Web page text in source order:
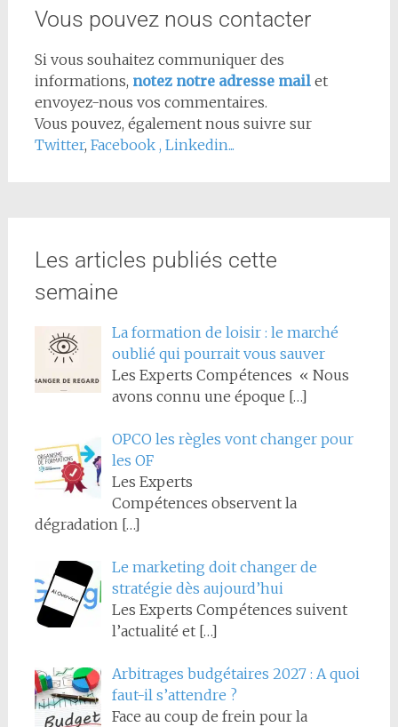
Vous pouvez nous contacter
Si vous souhaitez communiquer des
informations, notez notre adresse mail et
envoyez-nous vos commentaires.
Vous pouvez, également nous suivre sur
Twitter, Facebook , Linkedin...
Les articles publiés cette
semaine
La formation de loisir : le marché
oublié qui pourrait vous sauver
Les Experts Compétences « Nous
avons connu une époque […]
OPCO les règles vont changer pour
les OF
Les Experts
Compétences observent la
dégradation […]
Le marketing doit changer de
stratégie dès aujourd’hui
Les Experts Compétences suivent
l’actualité et […]
Arbitrages budgétaires 2027 : A quoi
faut-il s’attendre ?
Face au coup de frein pour la